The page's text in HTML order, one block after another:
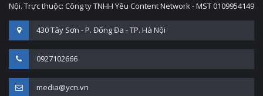
Nội. Trực thuộc: Công ty TNHH Yêu Content Network - MST 0109954149
430 Tây Sơn - P. Đống Đa - TP. Hà Nội
0927102666
media@ycn.vn